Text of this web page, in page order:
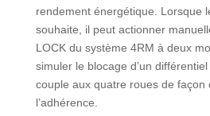
rendement énergétique. Lorsque
souhaite, il peut actionner
LOCK du système 4RM à deux
simuler le blocage d’un
couple aux quatre roues de façon
l’adhérence.